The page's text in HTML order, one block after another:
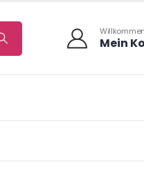
Willkommen
Mein